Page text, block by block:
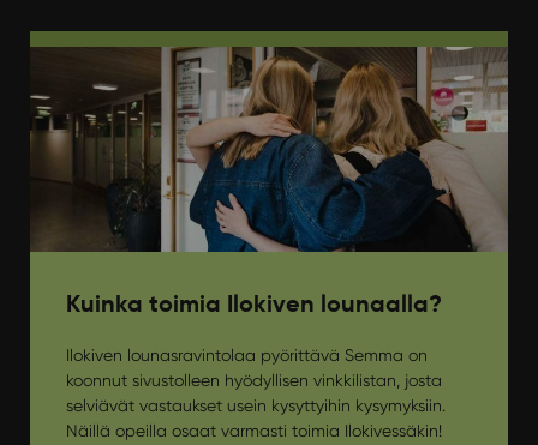
Kuinka toimia Ilokiven lounaalla?
Ilokiven lounasravintolaa pyörittävä Semma on
koonnut sivustolleen hyödyllisen vinkkilistan, josta
selviävät vastaukset usein kysyttyihin kysymyksiin.
Näillä opeilla osaat varmasti toimia Ilokivessäkin!